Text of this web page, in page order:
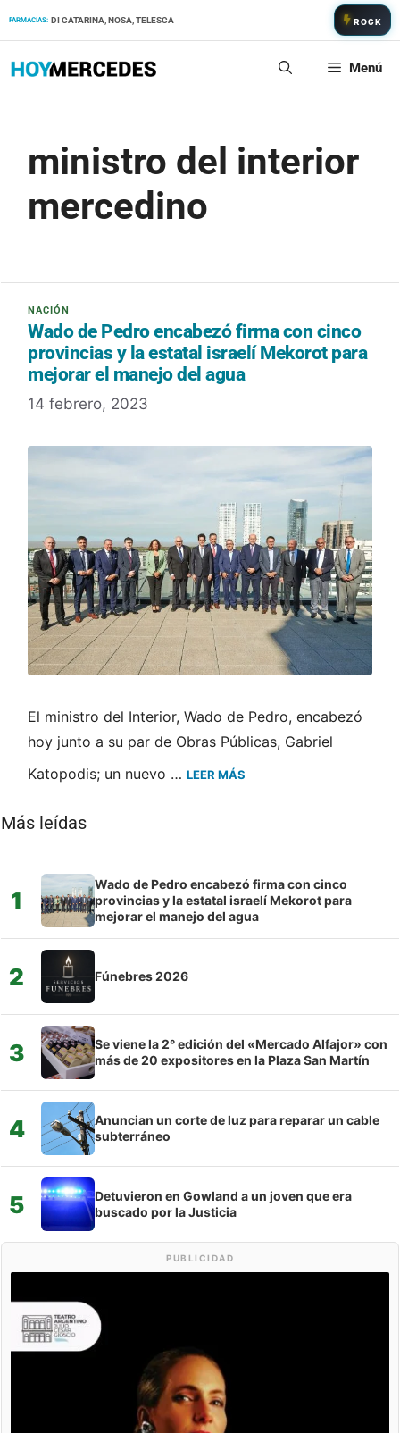
FARMACIAS: DI CATARINA, NOSA, TELESCA ROCK
Menú
ministro del interior
mercedino
Wado de Pedro encabezó firma con cinco
provincias y la estatal israelí Mekorot para
mejorar el manejo del agua
14 febrero, 2023
El ministro del Interior, Wado de Pedro, encabezó
hoy junto a su par de Obras Públicas, Gabriel
Katopodis; un nuevo … LEER MÁS
Más leídas
1
Wado de Pedro encabezó firma con cinco
provincias y la estatal israelí Mekorot para
mejorar el manejo del agua
2 Fúnebres 2026
3
Se viene la 2° edición del «Mercado Alfajor» con
más de 20 expositores en la Plaza San Martín
4
Anuncian un corte de luz para reparar un cable
subterráneo
5
Detuvieron en Gowland a un joven que era
buscado por la Justicia
PUBLICIDAD